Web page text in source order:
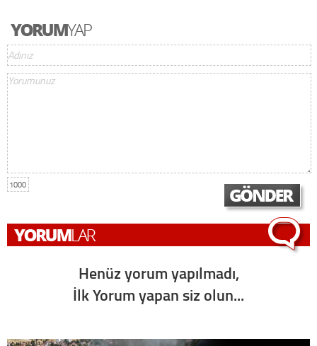
1000
Henüz yorum yapılmadı,
İlk Yorum yapan siz olun...